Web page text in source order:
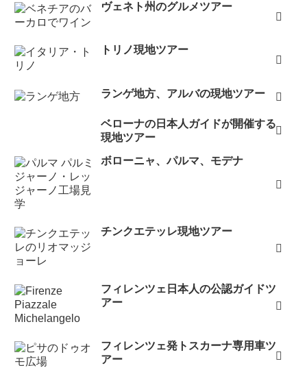
ヴェネト州のグルメツアー
トリノ現地ツアー
ランゲ地方、アルバの現地ツアー
ベローナの日本人ガイドが開催する
現地ツアー
ボローニャ、パルマ、モデナ
チンクエテッレ現地ツアー
フィレンツェ日本人の公認ガイドツ
アー
フィレンツェ発トスカーナ専用車ツ
アー